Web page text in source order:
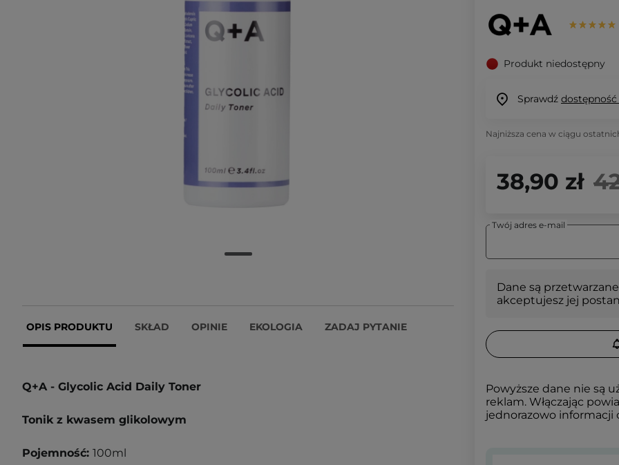
OPIS PRODUKTU SKŁAD OPINIE EKOLOGIA ZADAJ PYTANIE
Q+A - Glycolic Acid Daily Toner
Tonik z kwasem glikolowym
Pojemność: 100ml
Produkt niedostępny
Sprawdź
Najniższa cena w ciągu
38,90 zł
Twój adres e-mail
Dane są
akceptujesz jej
Powyższe dane nie są
reklam. Włączając
jednorazowo